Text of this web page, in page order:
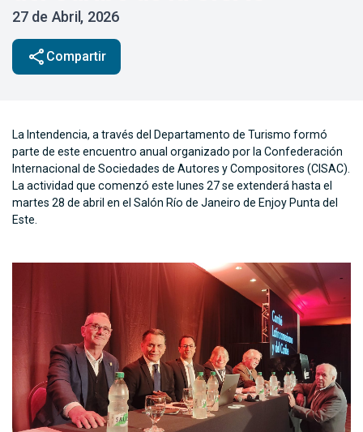
27 de Abril, 2026
share Compartir
La Intendencia, a través del Departamento de Turismo formó
parte de este encuentro anual organizado por la Confederación
Internacional de Sociedades de Autores y Compositores (CISAC).
La actividad que comenzó este lunes 27 se extenderá hasta el
martes 28 de abril en el Salón Río de Janeiro de Enjoy Punta del
Este.